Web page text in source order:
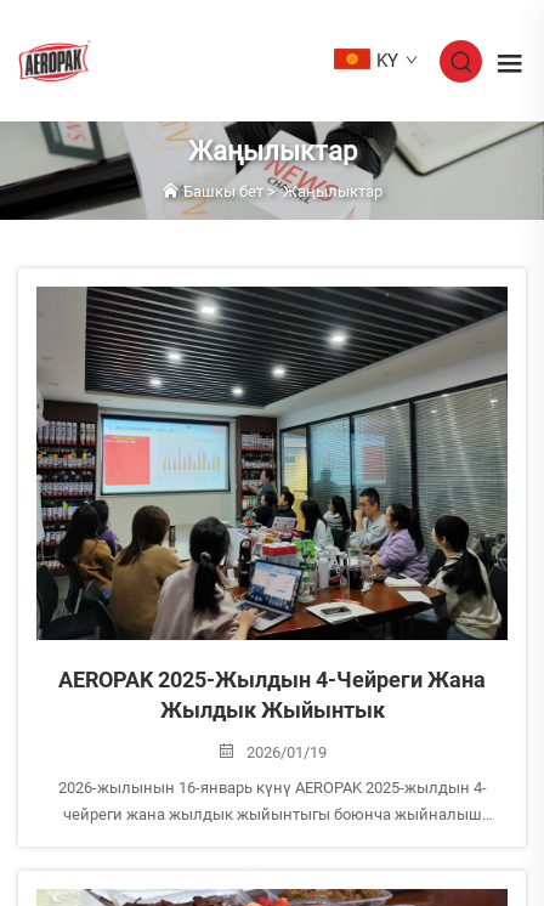
KY
Жаңылыктар
Башкы бет >Жаңылыктар
AEROPAK 2025-Жылдын 4-Чейреги Жана
Жылдык Жыйынтык
2026/01/19
2026-жылынын 16-январь күнү AEROPAK 2025-жылдын 4-
чейреги жана жылдык жыйынтыгы боюнча жыйналыш
танытуу, Жөнөтүү жана Сатып алуу кабыл алуу киргизилген ар